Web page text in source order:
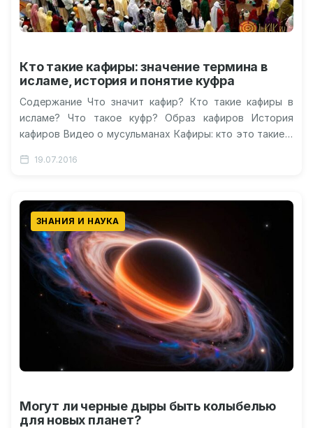
Кто такие кафиры: значение термина в
исламе, история и понятие куфра
Содержание Что значит кафир? Кто такие кафиры в
исламе? Что такое куфр? Образ кафиров История
кафиров Видео о мусульманах Кафиры: кто это такие и
19.07.2016
ЗНАНИЯ И НАУКА
Могут ли черные дыры быть колыбелью
для новых планет?